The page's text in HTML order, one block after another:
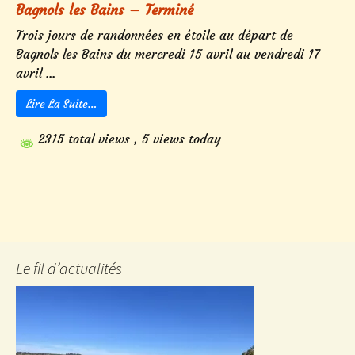
Bagnols les Bains – Terminé
Trois jours de randonnées en étoile au départ de
Bagnols les Bains du mercredi 15 avril au vendredi 17
avril ...
Lire La Suite…
2315 total views , 5 views today
Le fil d’actualités